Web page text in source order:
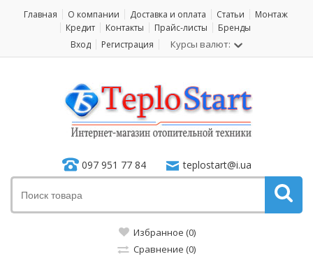
Главная О компании Доставка и оплата Статьи
Монтаж
Кредит
Контакты Прайс-листы
Бренды
Вход
Регистрация Курсы валют:
097 951 77 84 teplostart@i.ua
Избранное (0)
Сравнение (0)